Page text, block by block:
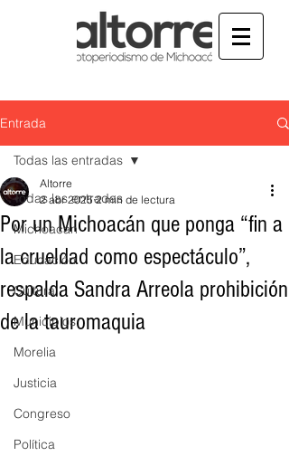
Entrada
Todas las entradas
Michoacán
Educación
Cultura
Municipios
Morelia
Justicia
Congreso
Política
Todas las entradas
Por un Michoacán que ponga “fin a
la crueldad como espectáculo”,
respalda Sandra Arreola prohibición
de la tauromaquia
Altorre
2 abr 2025 2 min de lectura